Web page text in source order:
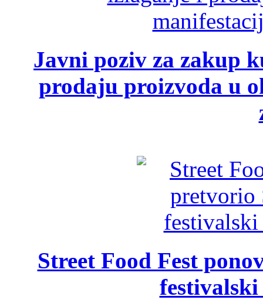
Javni poziv za zakup
prodaju proizvoda u
Street Food Fest